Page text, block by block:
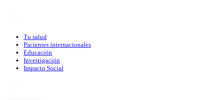
Tu salud
Pacientes internacionales
Educación
Investigación
Impacto Social